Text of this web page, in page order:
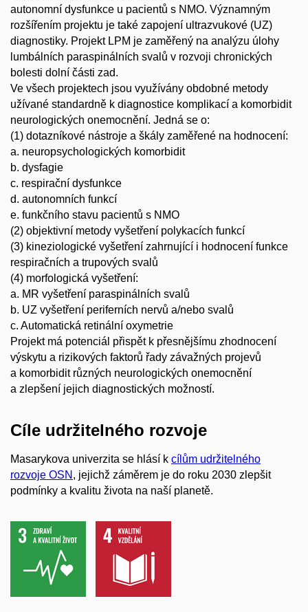
autonomní dysfunkce u pacientů s NMO. Významným
rozšířením projektu je také zapojení ultrazvukové (UZ)
diagnostiky. Projekt LPM je zaměřený na analýzu úlohy
lumbálních paraspinálních svalů v rozvoji chronických
bolesti dolní části zad.
Ve všech projektech jsou využívány obdobné metody
užívané standardně k diagnostice komplikací a komorbidit
neurologických onemocnění. Jedná se o:
(1) dotazníkové nástroje a škály zaměřené na hodnocení:
a. neuropsychologických komorbidit
b. dysfagie
c. respirační dysfunkce
d. autonomních funkcí
e. funkčního stavu pacientů s NMO
(2) objektivní metody vyšetření polykacích funkcí
(3) kineziologické vyšetření zahrnující i hodnocení funkce
respiračních a trupových svalů
(4) morfologická vyšetření:
a. MR vyšetření paraspinálních svalů
b. UZ vyšetření periferních nervů a/nebo svalů
c. Automatická retinální oxymetrie
Projekt má potenciál přispět k přesnějšímu zhodnocení
výskytu a rizikových faktorů řady závažných projevů
a komorbidit různých neurologických onemocnění
a zlepšení jejich diagnostických možností.
Cíle udržitelného rozvoje
Masarykova univerzita se hlásí k cílům udržitelného
rozvoje OSN , jejichž záměrem je do roku 2030 zlepšit
podmínky a kvalitu života na naší planetě.